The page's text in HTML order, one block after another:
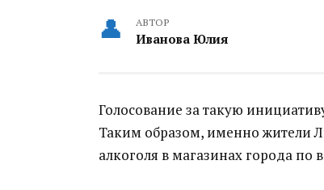
АВТОР
Иванова Юлия
Голосование за такую
Таким образом, именно жители
алкоголя в магазинах города